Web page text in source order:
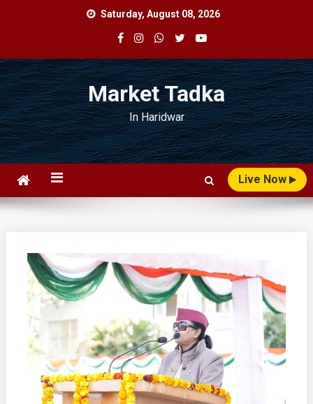
Saturday, August 08, 2026
Market Tadka
In Haridwar
Live Now